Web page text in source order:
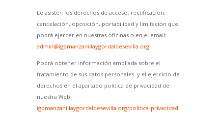
Le asisten los derechos de acceso, rectificación,
cancelación, oposición, portabilidad y limitación que
podrá ejercer en nuestras oficinas o en el email:
admin@igpmanzanillaygordaldesevilla.org
Podrá obtener información ampliada sobre el
tratamiento de sus datos personales y el ejercicio de
derechos en el apartado política de privacidad de
nuestra Web
igpmanzanillaygordaldesevilla.org/politica-privacidad